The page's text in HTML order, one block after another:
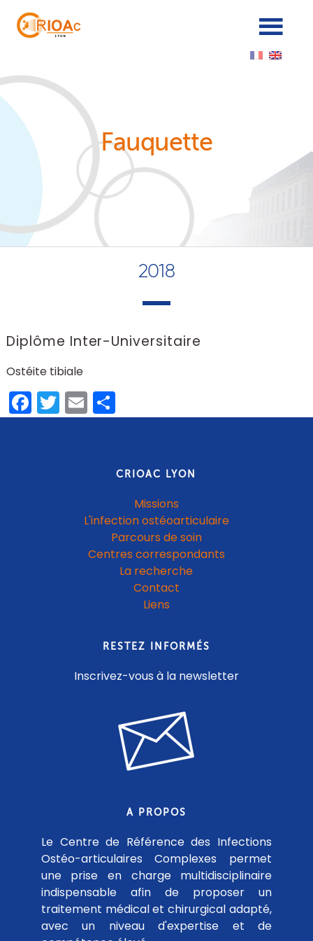
Fauquette
2018
Diplôme Inter-Universitaire
Ostéite tibiale
Facebook
Twitter
EmailShare
CRIOAC LYON
Missions
L'infection ostéoarticulaire
Parcours de soin
Centres correspondants
La recherche
Contact
Liens
RESTEZ INFORMÉS
Inscrivez-vous à la newsletter
A PROPOS
Le Centre de Référence des Infections
Ostéo-articulaires Complexes permet
une prise en charge multidisciplinaire
indispensable afin de proposer un
traitement médical et chirurgical adapté,
avec un niveau d'expertise et de
Cookies management panel